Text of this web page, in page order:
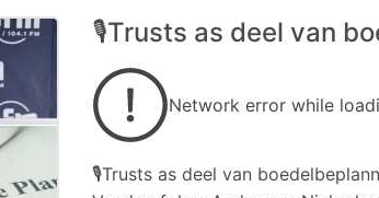
🎙️Trusts as deel van
Network error while
🎙️Trusts as deel van